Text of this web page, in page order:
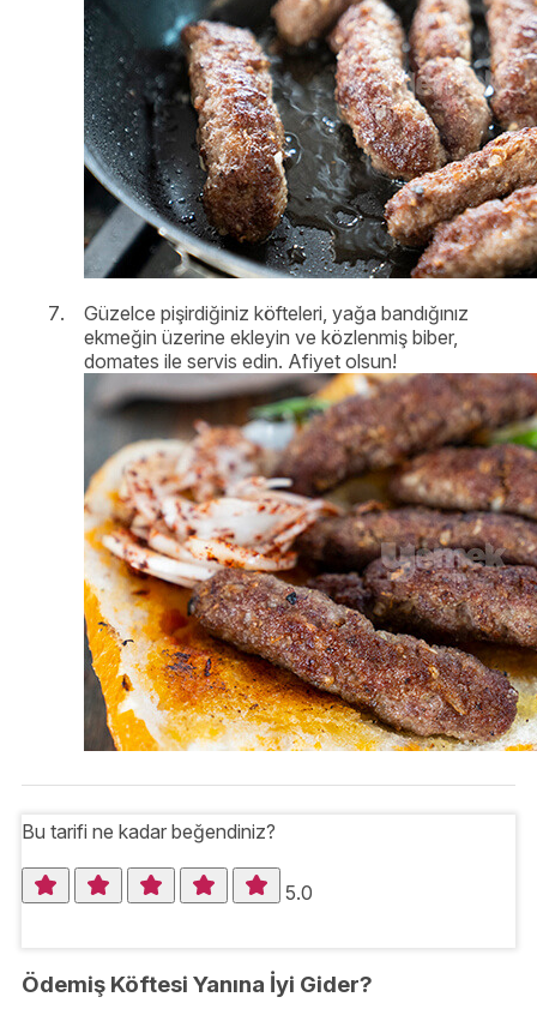
Güzelce pişirdiğiniz köfteleri, yağa bandığınız
ekmeğin üzerine ekleyin ve közlenmiş biber,
domates ile servis edin. Afiyet olsun!
Bu tarifi ne kadar beğendiniz?
5.0
Ödemiş Köftesi Yanına İyi Gider?